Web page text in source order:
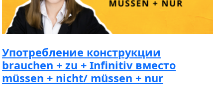
Употребление конструкции
brauchen + zu + Infinitiv вместо
müssen + nicht/ müssen + nur